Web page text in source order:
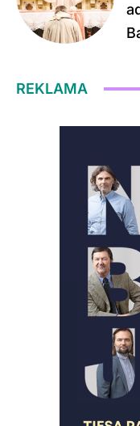
REKLAMA